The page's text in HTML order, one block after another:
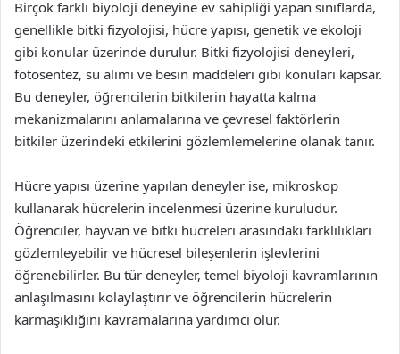
Birçok farklı biyoloji deneyine ev sahipliği yapan sınıflarda,
genellikle bitki fizyolojisi, hücre yapısı, genetik ve ekoloji
gibi konular üzerinde durulur. Bitki fizyolojisi deneyleri,
fotosentez, su alımı ve besin maddeleri gibi konuları kapsar.
Bu deneyler, öğrencilerin bitkilerin hayatta kalma
mekanizmalarını anlamalarına ve çevresel faktörlerin
bitkiler üzerindeki etkilerini gözlemlemelerine olanak tanır.
Hücre yapısı üzerine yapılan deneyler ise, mikroskop
kullanarak hücrelerin incelenmesi üzerine kuruludur.
Öğrenciler, hayvan ve bitki hücreleri arasındaki farklılıkları
gözlemleyebilir ve hücresel bileşenlerin işlevlerini
öğrenebilirler. Bu tür deneyler, temel biyoloji kavramlarının
anlaşılmasını kolaylaştırır ve öğrencilerin hücrelerin
karmaşıklığını kavramalarına yardımcı olur.